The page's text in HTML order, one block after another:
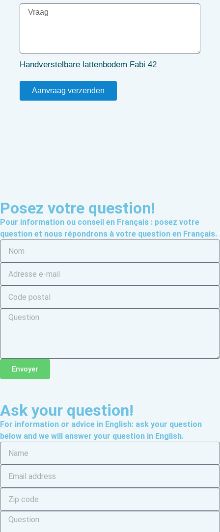
Handverstelbare lattenbodem Fabi 42
Aanvraag verzenden
Posez votre question!
Pour information ou conseil en Français : posez votre
question et nous répondrons à votre question en Français.
Envoyer
Ask your question!
For information or advice in English: ask your question
below and we will answer your question in English.